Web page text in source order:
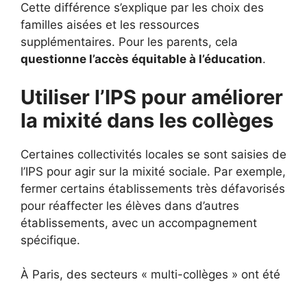
Cette différence s’explique par les choix des
familles aisées et les ressources
supplémentaires. Pour les parents, cela
questionne l’accès équitable à l’éducation.
Utiliser l’IPS pour améliorer
la mixité dans les collèges
Certaines collectivités locales se sont saisies de
l’IPS pour agir sur la mixité sociale. Par exemple,
fermer certains établissements très défavorisés
pour réaffecter les élèves dans d’autres
établissements, avec un accompagnement
spécifique.
À Paris, des secteurs « multi-collèges » ont été